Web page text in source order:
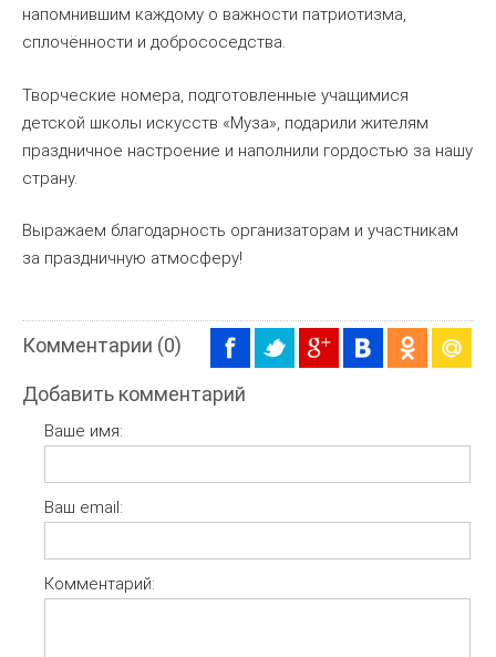
напомнившим каждому о важности патриотизма,
сплочённости и добрососедства.
Творческие номера, подготовленные учащимися
детской школы искусств «Муза», подарили жителям
праздничное настроение и наполнили гордостью за нашу
страну.
Выражаем благодарность организаторам и участникам
за праздничную атмосферу!
Комментарии (0)
Добавить комментарий
Ваше имя:
Ваш email:
Комментарий: